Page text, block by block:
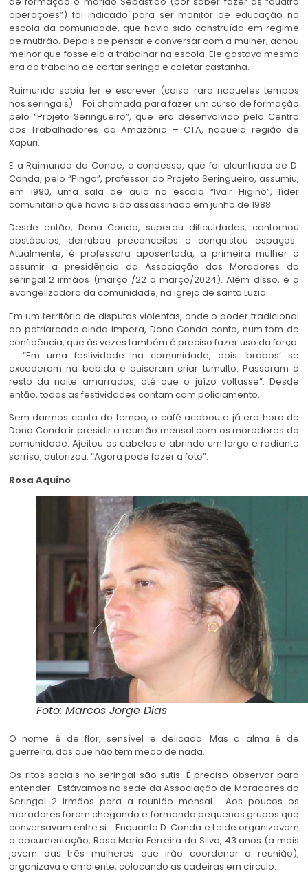
operações”) foi indicado para ser monitor de educação na
escola da comunidade, que havia sido construída em regime
de mutirão. Depois de pensar e conversar com a mulher, achou
melhor que fosse ela a trabalhar na escola. Ele gostava mesmo
era do trabalho de cortar seringa e coletar castanha.
Raimunda sabia ler e escrever (coisa rara naqueles tempos
nos seringais). Foi chamada para fazer um curso de formação
pelo “Projeto Seringueiro”, que era desenvolvido pelo Centro
dos Trabalhadores da Amazônia – CTA, naquela região de
Xapuri.
E a Raimunda do Conde, a condessa, que foi alcunhada de D.
Conda, pelo “Pingo”, professor do Projeto Seringueiro, assumiu,
em 1990, uma sala de aula na escola “Ivair Higino”, líder
comunitário que havia sido assassinado em junho de 1988.
Desde então, Dona Conda, superou dificuldades, contornou
obstáculos, derrubou preconceitos e conquistou espaços.
Atualmente, é professora aposentada, a primeira mulher a
assumir a presidência da Associação dos Moradores do
seringal 2 irmãos (março /22 a março/2024). Além disso, é a
evangelizadora da comunidade, na igreja de santa Luzia.
Em um território de disputas violentas, onde o poder tradicional
do patriarcado ainda impera, Dona Conda conta, num tom de
confidência, que às vezes também é preciso fazer uso da força.
“Em uma festividade na comunidade, dois ‘brabos’ se
excederam na bebida e quiseram criar tumulto. Passaram o
resto da noite amarrados, até que o juízo voltasse”. Desde
então, todas as festividades contam com policiamento.
Sem darmos conta do tempo, o café acabou e já era hora de
Dona Conda ir presidir a reunião mensal com os moradores da
comunidade. Ajeitou os cabelos e abrindo um largo e radiante
sorriso, autorizou: “Agora pode fazer a foto”.
Rosa Aquino
Foto: Marcos Jorge Dias
O nome é de flor, sensível e delicada. Mas a alma é de
guerreira, das que não têm medo de nada.
Os ritos sociais no seringal são sutis. É preciso observar para
entender. Estávamos na sede da Associação de Moradores do
Seringal 2 irmãos para a reunião mensal. Aos poucos os
moradores foram chegando e formando pequenos grupos que
conversavam entre si. Enquanto D. Conda e Leide organizavam
a documentação, Rosa Maria Ferreira da Silva, 43 anos (a mais
jovem das três mulheres que irão coordenar a reunião),
organizava o ambiente, colocando as cadeiras em círculo.